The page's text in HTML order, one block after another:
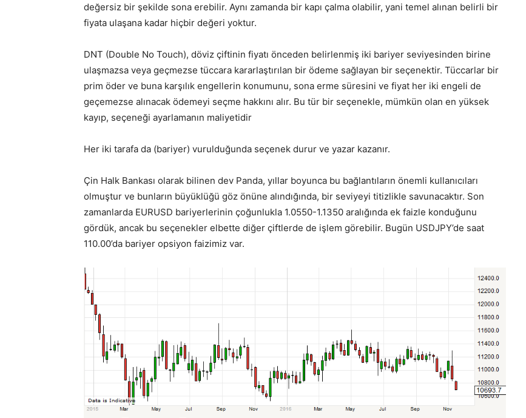
değersiz bir şekilde sona erebilir. Aynı zamanda bir kapı çalma olabilir, yani temel alınan belirli bir
fiyata ulaşana kadar hiçbir değeri yoktur.
DNT (Double No Touch), döviz çiftinin fiyatı önceden belirlenmiş iki bariyer seviyesinden birine
ulaşmazsa veya geçmezse tüccara kararlaştırılan bir ödeme sağlayan bir seçenektir. Tüccarlar bir
prim öder ve buna karşılık engellerin konumunu, sona erme süresini ve fiyat her iki engeli de
geçemezse alınacak ödemeyi seçme hakkını alır. Bu tür bir seçenekle, mümkün olan en yüksek
kayıp, seçeneği ayarlamanın maliyetidir
Her iki tarafa da (bariyer) vurulduğunda seçenek durur ve yazar kazanır.
Çin Halk Bankası olarak bilinen dev Panda, yıllar boyunca bu bağlantıların önemli kullanıcıları
olmuştur ve bunların büyüklüğü göz önüne alındığında, bir seviyeyi titizlikle savunacaktır. Son
zamanlarda EURUSD bariyerlerinin çoğunlukla 1.0550-1.1350 aralığında ek faizle konduğunu
gördük, ancak bu seçenekler elbette diğer çiftlerde de işlem görebilir. Bugün USDJPY’de saat
110.00’da bariyer opsiyon faizimiz var.